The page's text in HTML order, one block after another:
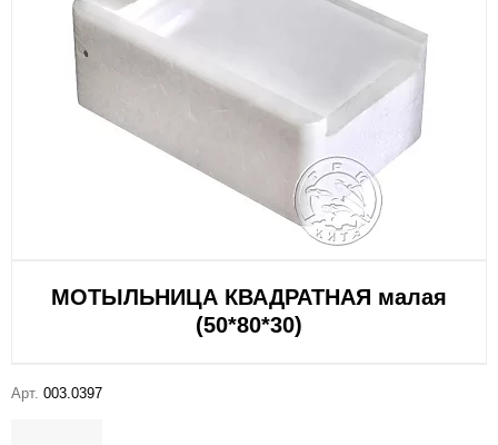
МОТЫЛЬНИЦА КВАДРАТНАЯ малая
(50*80*30)
Арт. 003.0397